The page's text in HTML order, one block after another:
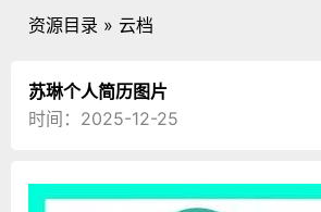
资源目录 » 云档
苏琳个人简历图片
时间：2025-12-25